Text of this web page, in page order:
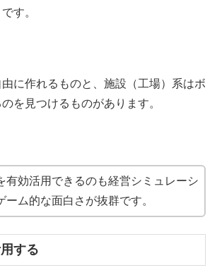
す。
に作れるものと、施設（工場）系はボ
を見つけるものがあります。
有効活用できるのも経営シミュレーシ
ーム的な面白さが抜群です。
する